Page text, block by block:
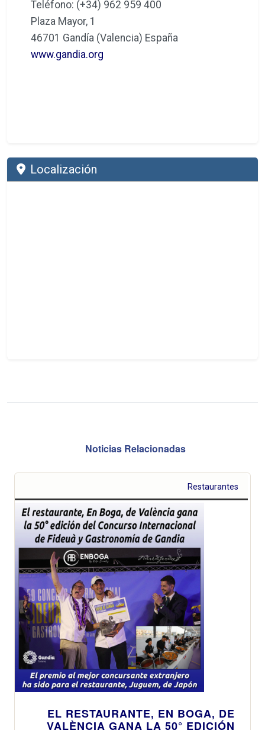
Teléfono: (+34) 962 959 400
Plaza Mayor, 1
46701 Gandía (Valencia) España
www.gandia.org
Localización
Noticias Relacionadas
Restaurantes
EL RESTAURANTE, EN BOGA, DE
VALÈNCIA GANA LA 50° EDICIÓN